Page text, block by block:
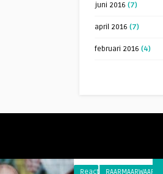
juni 2016 (7)
april 2016 (7)
februari 2016 (4)
ReactiesRAARMAARWAAR